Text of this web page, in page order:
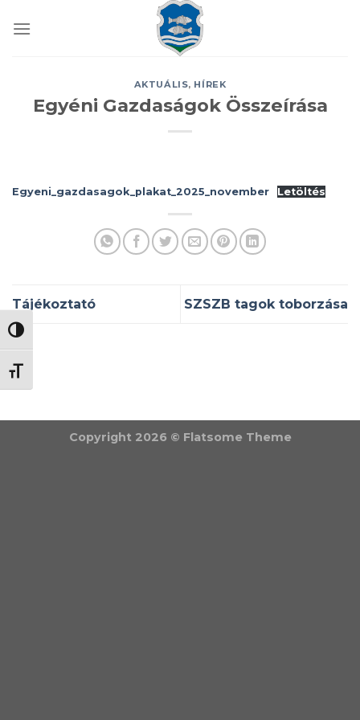
NAGY KONTRASZT VÁLTÁSA
BETŰMÉRET VÁLTÁSA
AKTUÁLIS, HÍREK
Egyéni Gazdaságok Összeírása
Egyeni_gazdasagok_plakat_2025_november Letöltés
Tájékoztató SZSZB tagok toborzása
Copyright 2026 © Flatsome Theme